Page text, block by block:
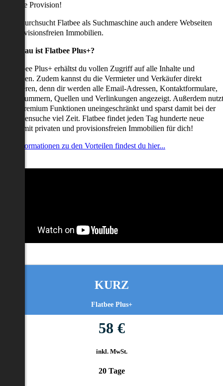
Provision!
durchsucht Flatbee als Suchmaschine auch andere Webseiten
provisionsfreien Immobilien.
genau ist Flatbee Plus+?
Flatbee Plus+ erhältst du vollen Zugriff auf alle Inhalte und
Zudem kannst du die Vermieter und Verkäufer direkt
denn dir werden alle Email-Adressen, Kontaktformulare,
Quellen und Verlinkungen angezeigt. Außerdem nutzt
alle Premium Funktionen uneingeschränkt und sparst damit bei der
viel Zeit. Flatbee findet jeden Tag hunderte neue
mit privaten und provisionsfreien Immobilien für dich!
Informationen zu den Vorteilen findest du hier...
KURZ
Flatbee Plus+
58 €
inkl. MwSt.
20 Tage